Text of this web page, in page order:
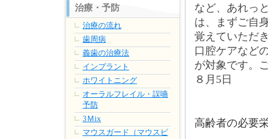
治療・予防
治療の流れ
歯周病
義歯の治療法
インプラント
ホワイトニング
オーラルフレイル・誤嚥
予防
3Ｍix
マウスガード（マウスピ
など、あれっ
は、まずご自
覚えていただ
口腔ケアなど
が対象です。
８月5日
高齢者の必要